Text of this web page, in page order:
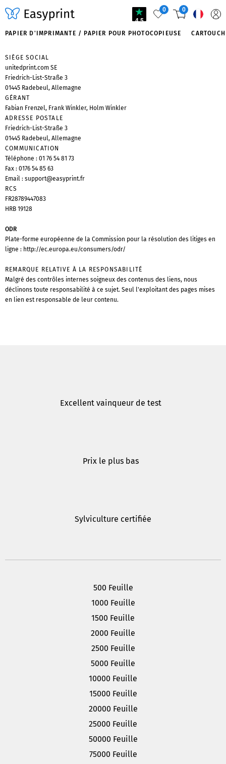
4.5
0 0
PAPIER D'IMPRIMANTE / PAPIER POUR PHOTOCOPIEUSE
SIÈGE SOCIAL
unitedprint.com SE
Friedrich-List-Straße 3
01445 Radebeul, Allemagne
GÉRANT
Fabian Frenzel, Frank Winkler, Holm Winkler
ADRESSE POSTALE
Friedrich-List-Straße 3
01445 Radebeul, Allemagne
COMMUNICATION
Téléphone : 01 76 54 81 73
Fax : 0176 54 85 63
Email : support@easyprint.fr
RCS
FR28789447083
HRB 19128
ODR
Plate-forme européenne de la Commission pour la résolution des litiges en
ligne : http://ec.europa.eu/consumers/odr/
REMARQUE RELATIVE À LA RESPONSABILITÉ
Malgré des contrôles internes soigneux des contenus des liens, nous
déclinons toute responsabilité à ce sujet. Seul l'exploitant des pages mises
en lien est responsable de leur contenu.
Excellent vainqueur de test
Prix le plus bas
Sylviculture certifiée
500 Feuille
1000 Feuille
1500 Feuille
2000 Feuille
2500 Feuille
5000 Feuille
10000 Feuille
15000 Feuille
20000 Feuille
25000 Feuille
50000 Feuille
75000 Feuille